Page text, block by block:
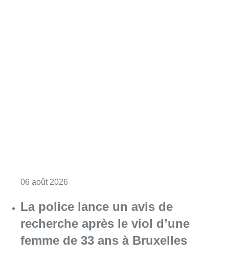
06 août 2026
La police lance un avis de
recherche après le viol d’une
femme de 33 ans à Bruxelles